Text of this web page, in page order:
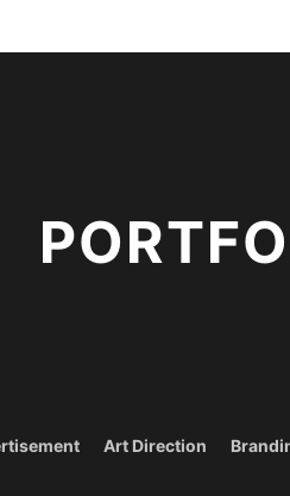
Art Direction